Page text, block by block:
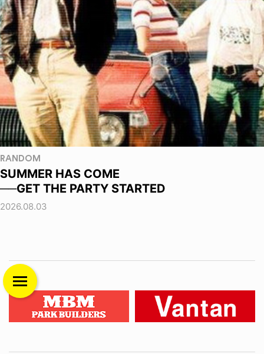
RANDOM
SUMMER HAS COME
──GET THE PARTY STARTED
2026.08.03